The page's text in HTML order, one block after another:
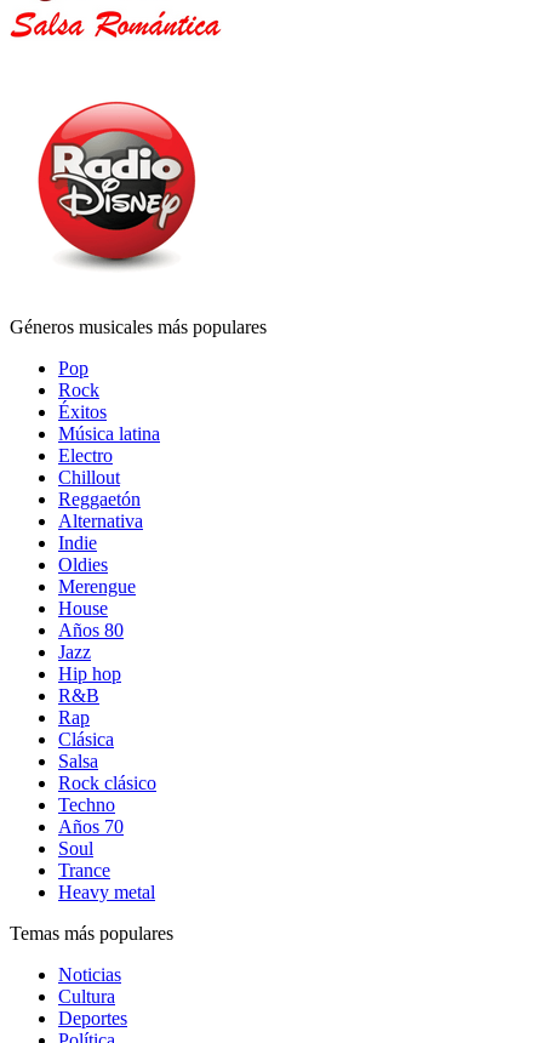
Géneros musicales más populares
Pop
Rock
Éxitos
Música latina
Electro
Chillout
Reggaetón
Alternativa
Indie
Oldies
Merengue
House
Años 80
Jazz
Hip hop
R&B
Rap
Clásica
Salsa
Rock clásico
Techno
Años 70
Soul
Trance
Heavy metal
Temas más populares
Noticias
Cultura
Deportes